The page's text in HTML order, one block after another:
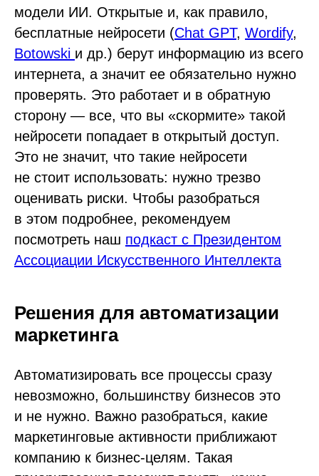
модели ИИ. Открытые и, как правило,
бесплатные нейросети (Chat GPT, Wordify,
Botowski и др.) берут информацию из всего
интернета, а значит ее обязательно нужно
проверять. Это работает и в обратную
сторону — все, что вы «скормите» такой
нейросети попадает в открытый доступ.
Это не значит, что такие нейросети
не стоит использовать: нужно трезво
оценивать риски. Чтобы разобраться
в этом подробнее, рекомендуем
посмотреть наш подкаст с Президентом
Ассоциации Искусственного Интеллекта
Решения для автоматизации
маркетинга
Автоматизировать все процессы сразу
невозможно, большинству бизнесов это
и не нужно. Важно разобраться, какие
маркетинговые активности приближают
компанию к бизнес-целям. Такая